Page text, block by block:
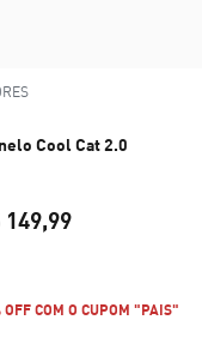
449,99
Cool Cat 2.0
149,99
OFF COM O CUPOM "PAIS"